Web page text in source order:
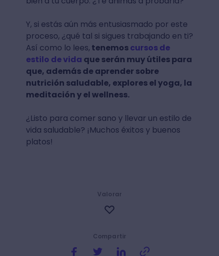
Y, si estás aún más entusiasmado por este
proceso, ¿qué tal si sigues trabajando en ti?
Así como lo lees, tenemoscursos de
estilo de vida que serán muy útiles para
que, además de aprender sobre
nutrición saludable, explores el yoga, la
meditación y el wellness.
¿Listo para comer sano y llevar un estilo de
vida saludable? ¡Muchos éxitos y buenos
platos!
Compartir
Valorar